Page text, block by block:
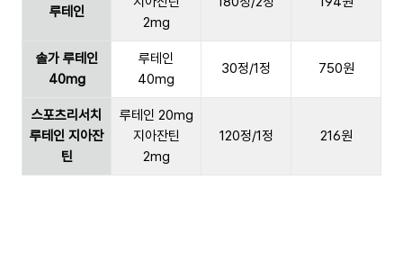
루테인
2mg
솔가 루테인
40mg
루테인
40mg
30정/1정 750원
스포츠리서치
루테인 지아잔
틴
루테인 20mg
지아잔틴
2mg
120정/1정 216원